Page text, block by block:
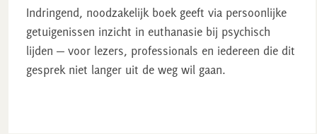
Indringend, noodzakelijk boek geeft via persoonlijke
getuigenissen inzicht in euthanasie bij psychisch
lijden — voor lezers, professionals en iedereen die dit
gesprek niet langer uit de weg wil gaan.